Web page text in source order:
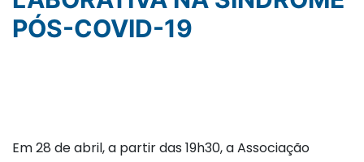
PÓS-COVID-19
Em 28 de abril, a partir das 19h30, a Associação